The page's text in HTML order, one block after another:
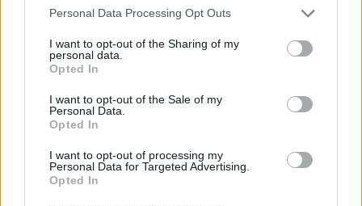
Please note that this website/app uses one or more Google
not limited to your visit or usage behaviour. You may click to
grant or deny consent to Google and its third-party tags to
use your data for below specified purposes in below Google
consent section.
Personal Data Processing Opt Outs
I want to opt-out of the Sharing of my
personal data.
Opted In
I want to opt-out of the Sale of my
Personal Data.
Opted In
I want to opt-out of processing my
Personal Data for Targeted Advertising.
Opted In